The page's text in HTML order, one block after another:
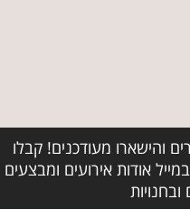
והישארו מעודכנים! קבלו
אודות אירועים ומבצעים
ובחנויות